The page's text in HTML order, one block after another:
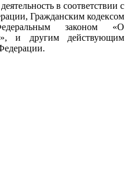
в соответствии с
Гражданским кодексом
законом «О
и другим действующим